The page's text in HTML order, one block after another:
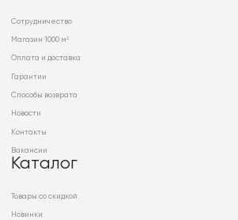
Сотрудничество
Магазин 1000 м²
Оплата и доставка
Гарантии
Способы возврата
Новости
Контакты
Вакансии
Каталог
Товары со скидкой
Новинки